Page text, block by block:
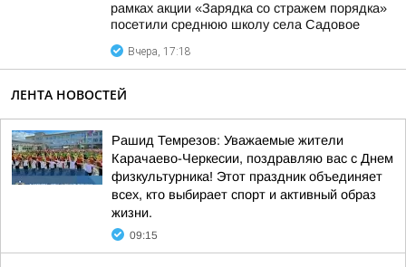
рамках акции «Зарядка со стражем порядка»
посетили среднюю школу села Садовое
Вчера, 17:18
ЛЕНТА НОВОСТЕЙ
Рашид Темрезов: Уважаемые жители
Карачаево-Черкесии, поздравляю вас с Днем
физкультурника! Этот праздник объединяет
всех, кто выбирает спорт и активный образ
жизни.
09:15